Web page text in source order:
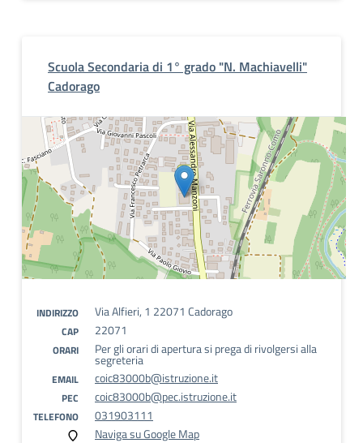
Scuola Secondaria di 1° grado "N. Machiavelli"
Cadorago
INDIRIZZO Via Alfieri, 1 22071 Cadorago
CAP 22071
ORARI Per gli orari di apertura si prega di rivolgersi alla
segreteria
EMAIL coic83000b@istruzione.it
PEC coic83000b@pec.istruzione.it
TELEFONO
031903111
Naviga su Google Map